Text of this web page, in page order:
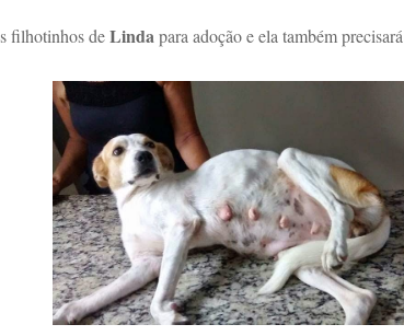
filhotinhos deLinda para adoção e ela também